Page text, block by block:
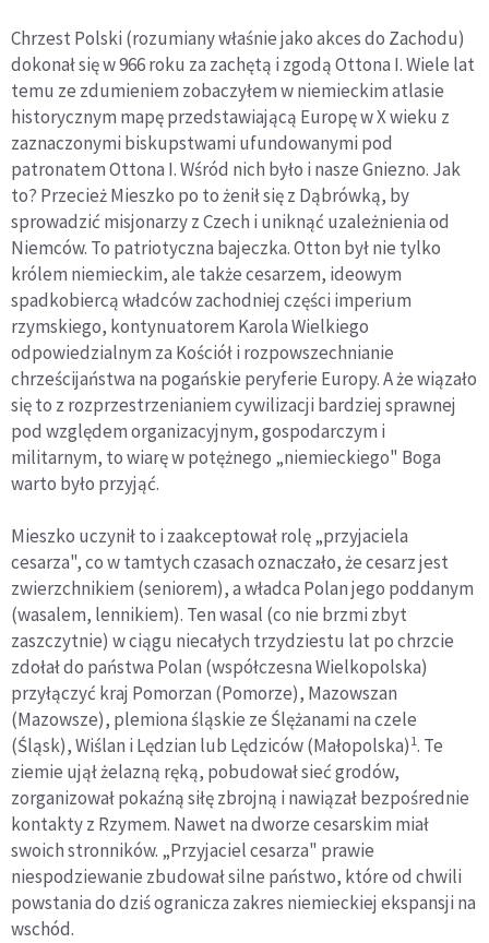
Chrzest Polski (rozumiany właśnie jako akces do Zachodu)
dokonał się w 966 roku za zachętą i zgodą Ottona I. Wiele lat
temu ze zdumieniem zobaczyłem w niemieckim atlasie
historycznym mapę przedstawiającą Europę w X wieku z
zaznaczonymi biskupstwami ufundowanymi pod
patronatem Ottona I. Wśród nich było i nasze Gniezno. Jak
to? Przecież Mieszko po to żenił się z Dąbrówką, by
sprowadzić misjonarzy z Czech i uniknąć uzależnienia od
Niemców. To patriotyczna bajeczka. Otton był nie tylko
królem niemieckim, ale także cesarzem, ideowym
spadkobiercą władców zachodniej części imperium
rzymskiego, kontynuatorem Karola Wielkiego
odpowiedzialnym za Kościół i rozpowszechnianie
chrześcijaństwa na pogańskie peryferie Europy. A że wiązało
się to z rozprzestrzenianiem cywilizacji bardziej sprawnej
pod względem organizacyjnym, gospodarczym i
militarnym, to wiarę w potężnego „niemieckiego" Boga
warto było przyjąć.
Mieszko uczynił to i zaakceptował rolę „przyjaciela
cesarza", co w tamtych czasach oznaczało, że cesarz jest
zwierzchnikiem (seniorem), a władca Polan jego poddanym
(wasalem, lennikiem). Ten wasal (co nie brzmi zbyt
zaszczytnie) w ciągu niecałych trzydziestu lat po chrzcie
zdołał do państwa Polan (współczesna Wielkopolska)
przyłączyć kraj Pomorzan (Pomorze), Mazowszan
(Mazowsze), plemiona śląskie ze Ślężanami na czele
(Śląsk), Wiślan i Lędzian lub Lędziców (Małopolska)1. Te
ziemie ujął żelazną ręką, pobudował sieć grodów,
zorganizował pokaźną siłę zbrojną i nawiązał bezpośrednie
kontakty z Rzymem. Nawet na dworze cesarskim miał
swoich stronników. „Przyjaciel cesarza" prawie
niespodziewanie zbudował silne państwo, które od chwili
powstania do dziś ogranicza zakres niemieckiej ekspansji na
wschód.